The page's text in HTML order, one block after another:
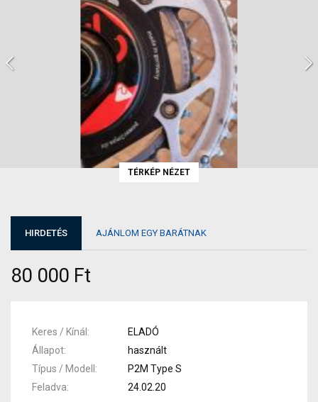
TÉRKÉP NÉZET
HIRDETÉS AJÁNLOM EGY BARÁTNAK
80 000 Ft
Keres / Kínál
ELADÓ
Állapot
használt
Típus / Modell
P2M Type S
Feladva
24.02.20